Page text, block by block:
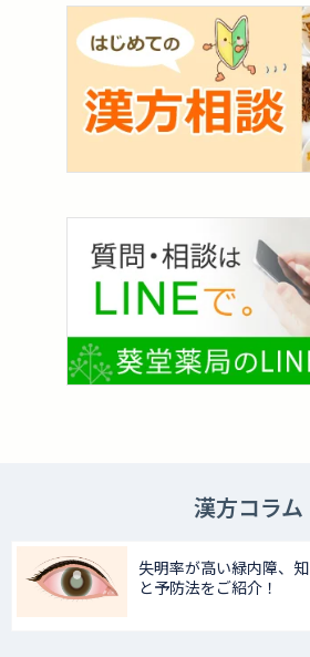
漢方コラム
失明率が高い緑内障、
と予防法をご紹介！